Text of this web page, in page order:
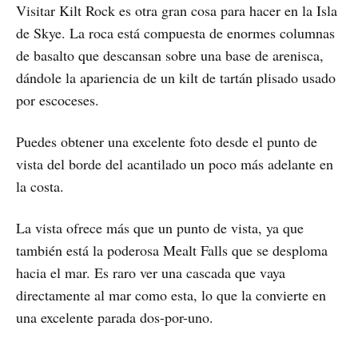
Visitar Kilt Rock es otra gran cosa para hacer en la Isla
de Skye. La roca está compuesta de enormes columnas
de basalto que descansan sobre una base de arenisca,
dándole la apariencia de un kilt de tartán plisado usado
por escoceses.
Puedes obtener una excelente foto desde el punto de
vista del borde del acantilado un poco más adelante en
la costa.
La vista ofrece más que un punto de vista, ya que
también está la poderosa Mealt Falls que se desploma
hacia el mar. Es raro ver una cascada que vaya
directamente al mar como esta, lo que la convierte en
una excelente parada dos-por-uno.